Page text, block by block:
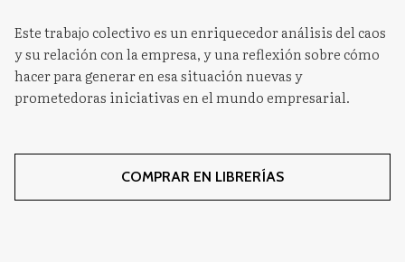
Este trabajo colectivo es un enriquecedor análisis del caos
y su relación con la empresa, y una reflexión sobre cómo
hacer para generar en esa situación nuevas y
prometedoras iniciativas en el mundo empresarial.
COMPRAR EN LIBRERÍAS